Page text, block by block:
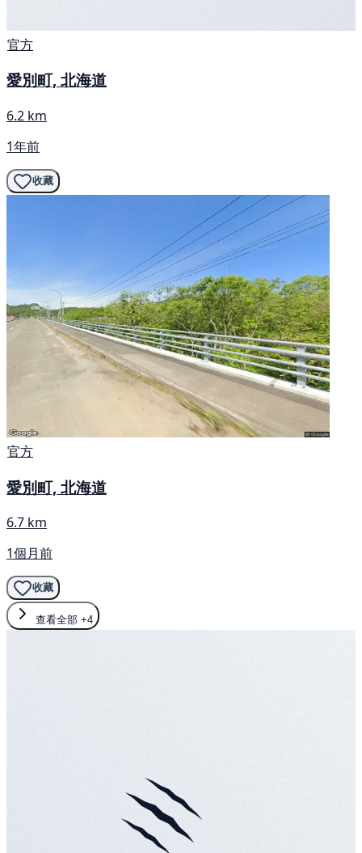
官方
愛別町, 北海道
6.2 km
1年前
收藏
官方
愛別町, 北海道
6.7 km
1個月前
收藏
查看全部 +4